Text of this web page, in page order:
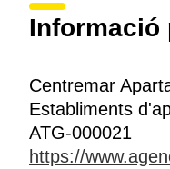
Informació
Centremar
Establiments
ATG-000021
https://